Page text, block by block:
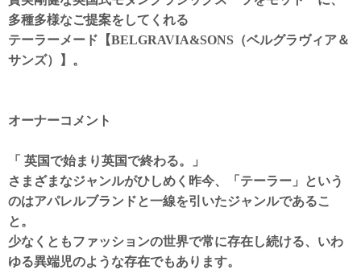
多種多様なご提案をしてくれる
テーラーメード【BELGRAVIA&SONS（ベルグラヴィア＆
サンズ）】。
オーナーコメント
「 英国で始まり英国で終わる。」
さまざまなジャンルがひしめく昨今、「テーラー」という
のはアパレルブランドと一線を引いたジャンルであるこ
と。
少なくともファッションの世界で常に存在し続ける、いわ
ゆる異端児のような存在でもあります。